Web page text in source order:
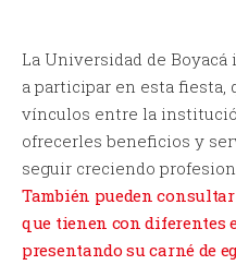
La Universidad de
a participar en esta fiesta,
vínculos entre la
ofrecerles beneficios y
seguir creciendo
También pueden
que tienen con diferentes
presentando su carné de